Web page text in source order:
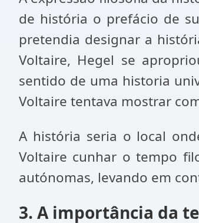
de história o prefácio de
pretendia designar a
Voltaire, Hegel se
sentido de uma historia
Voltaire tentava mostrar
A história seria o local
Voltaire cunhar o tempo
autónomas, levando em
3. A importância da